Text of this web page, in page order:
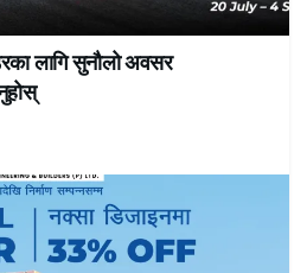
लागि सुनौलो अवसर